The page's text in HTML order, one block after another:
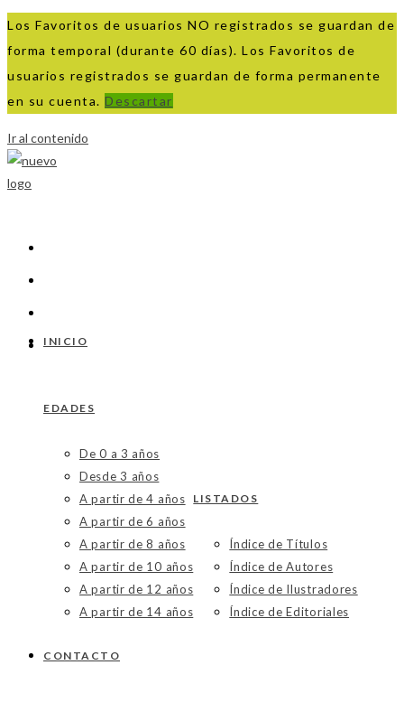
Los Favoritos de usuarios NO registrados se guardan de
forma temporal (durante 60 días). Los Favoritos de
usuarios registrados se guardan de forma permanente
en su cuenta. Descartar
Ir al contenido
INICIO
EDADES
De 0 a 3 años
Desde 3 años
A partir de 4 años
A partir de 6 años
A partir de 8 años
A partir de 10 años
A partir de 12 años
A partir de 14 años
LISTADOS
Índice de Títulos
Índice de Autores
Índice de Ilustradores
Índice de Editoriales
CONTACTO